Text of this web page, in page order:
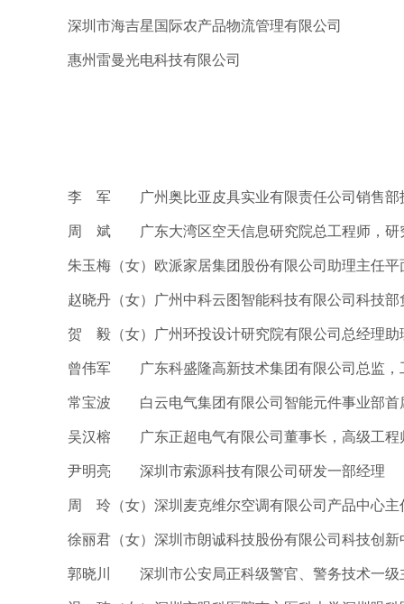
深圳市海吉星国际农产品物流管理有限公司
惠州雷曼光电科技有限公司
李 军 广州奥比亚皮具实业有限责任公司销售部
周 斌 广东大湾区空天信息研究院总工程师，研
朱玉梅（女）欧派家居集团股份有限公司助理主任平
赵晓丹（女）广州中科云图智能科技有限公司科技
贺 毅（女）广州环投设计研究院有限公司总经理
曾伟军 广东科盛隆高新技术集团有限公司总监，
常宝波 白云电气集团有限公司智能元件事业部首
吴汉榕 广东正超电气有限公司董事长，高级工程
尹明亮 深圳市索源科技有限公司研发一部经理
周 玲（女）深圳麦克维尔空调有限公司产品中心主
徐丽君（女）深圳市朗诚科技股份有限公司科技创
郭晓川 深圳市公安局正科级警官、警务技术一级